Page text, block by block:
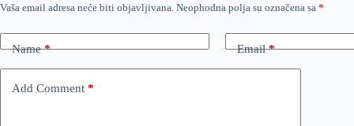
Vaša email adresa neće biti objavljivana. Neophodna polja su označena sa *
Name* Email*
Add Comment *